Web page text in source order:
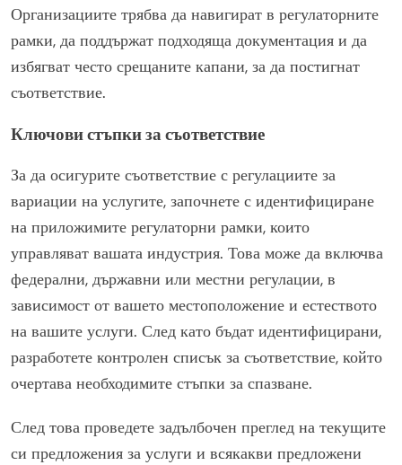
Организациите трябва да навигират в регулаторните
рамки, да поддържат подходяща документация и да
избягват често срещаните капани, за да постигнат
съответствие.
Ключови стъпки за съответствие
За да осигурите съответствие с регулациите за
вариации на услугите, започнете с идентифициране
на приложимите регулаторни рамки, които
управляват вашата индустрия. Това може да включва
федерални, държавни или местни регулации, в
зависимост от вашето местоположение и естеството
на вашите услуги. След като бъдат идентифицирани,
разработете контролен списък за съответствие, който
очертава необходимите стъпки за спазване.
След това проведете задълбочен преглед на текущите
си предложения за услуги и всякакви предложени